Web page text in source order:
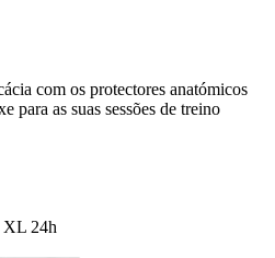
com os protectores anatómicos
para as suas sessões de treino
XL 24h